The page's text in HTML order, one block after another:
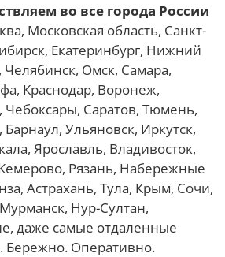
во все города России
Московская область, Санкт-
Екатеринбург, Нижний
Челябинск, Омск, Самара,
Краснодар, Воронеж,
Чебоксары, Саратов, Тюмень,
Ульяновск, Иркутск,
Ярославль, Владивосток,
Рязань, Набережные
Астрахань, Тула, Крым, Сочи,
Нур-Султан,
даже самые отдаленные
Бережно. Оперативно.